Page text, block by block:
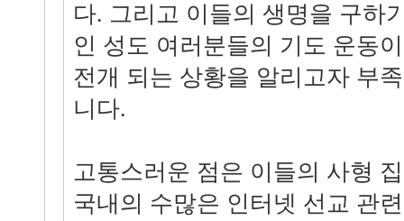
다. 그리고 이들의 생명을 구하
인 성도 여러분들의 기도 운동
전개 되는 상황을 알리고자 부
니다.
고통스러운 점은 이들의 사형
국내의 수많은 인터넷 선교 관